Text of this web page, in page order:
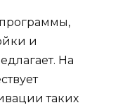
и
На
таких